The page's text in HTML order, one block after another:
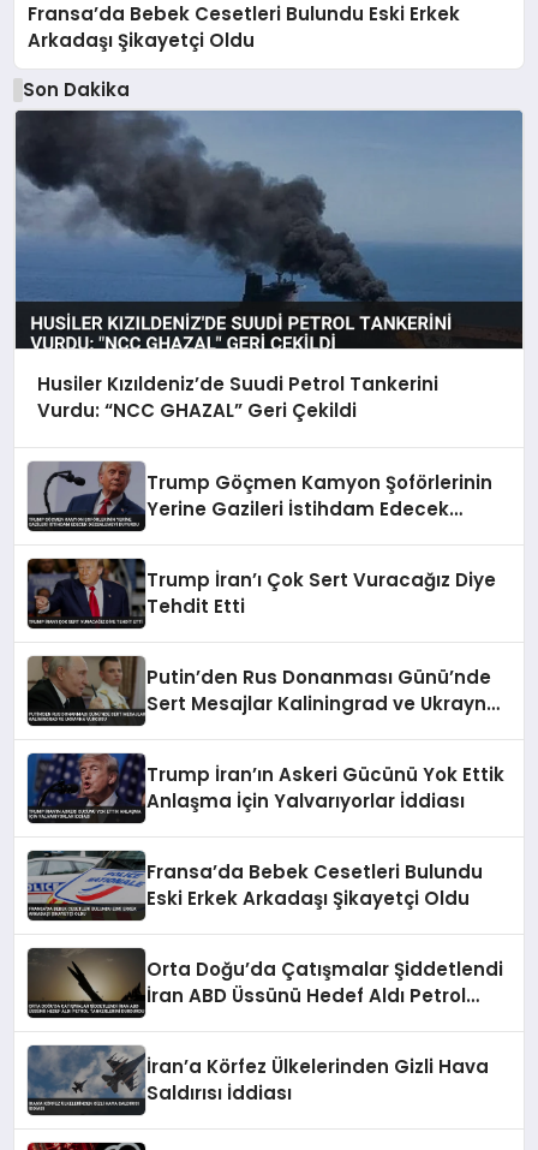
Fransa’da Bebek Cesetleri Bulundu Eski Erkek
Arkadaşı Şikayetçi Oldu
Son Dakika
Husiler Kızıldeniz’de Suudi Petrol Tankerini
Vurdu: “NCC GHAZAL” Geri Çekildi
Trump Göçmen Kamyon Şoförlerinin
Yerine Gazileri İstihdam Edecek
Trump İran’ı Çok Sert Vuracağız Diye
Tehdit Etti
Putin’den Rus Donanması Günü’nde
Sert Mesajlar Kaliningrad ve Ukrayna
Trump İran’ın Askeri Gücünü Yok Ettik
Anlaşma İçin Yalvarıyorlar İddiası
Fransa’da Bebek Cesetleri Bulundu
Eski Erkek Arkadaşı Şikayetçi Oldu
Orta Doğu’da Çatışmalar Şiddetlendi
İran ABD Üssünü Hedef Aldı Petrol
İran’a Körfez Ülkelerinden Gizli Hava
Saldırısı İddiası